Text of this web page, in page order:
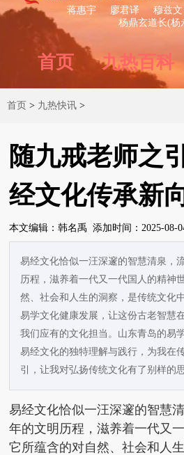
蒋惠宇
廖君译 穆兹文
杨鼎玄道长(杨
首页 九热百科
首页 > 九热快讯 >
随九戒老师之
经文化传承新
本文编辑：韩名禹添加时间：2025-08-
易经文化恰似一汪深邃的智慧清泉，
历程，滋养着一代又一代国人的精神
然、社会和人生的洞察，是传统文化
易学文化健康发展，让这份古老智慧
我们应有的文化担当。山东青岛的易
易经文化的独特理解与践行，为我在
引，让我对弘扬传统文化有了别样的思
易经文化恰似一汪深邃的智慧
年的文明历程，滋养着一代又
它所蕴含的对自然、社会和人